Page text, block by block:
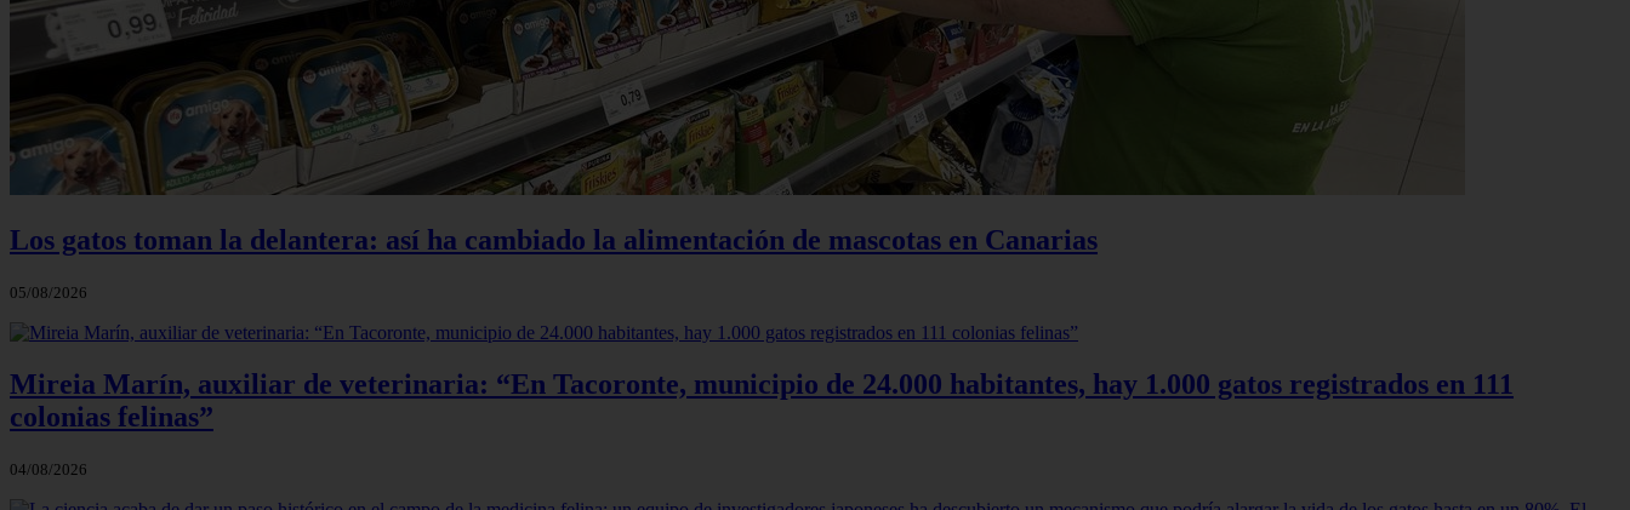
Los gatos toman la delantera: así ha cambiado la alimentación de mascotas en Canarias
05/08/2026
Mireia Marín, auxiliar de veterinaria: “En Tacoronte, municipio de 24.000 habitantes, hay 1.000 gatos registrados en 111
colonias felinas”
04/08/2026